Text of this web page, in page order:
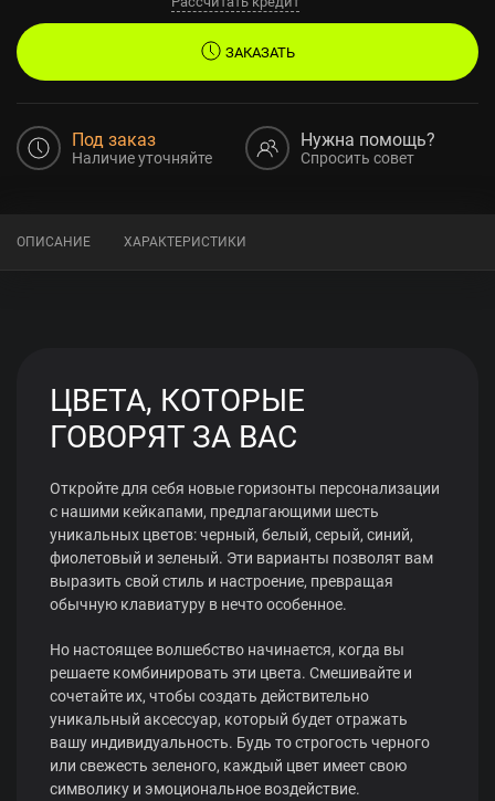
ЗАКАЗАТЬ
Под заказ
Наличие уточняйте
Нужна помощь?
Спросить совет
ОПИСАНИЕ ХАРАКТЕРИСТИКИ
ЦВЕТА, КОТОРЫЕ
ГОВОРЯТ ЗА ВАС
Откройте для себя новые горизонты персонализации
с нашими кейкапами, предлагающими шесть
уникальных цветов: черный, белый, серый, синий,
фиолетовый и зеленый. Эти варианты позволят вам
выразить свой стиль и настроение, превращая
обычную клавиатуру в нечто особенное.
Но настоящее волшебство начинается, когда вы
решаете комбинировать эти цвета. Смешивайте и
сочетайте их, чтобы создать действительно
уникальный аксессуар, который будет отражать
вашу индивидуальность. Будь то строгость черного
или свежесть зеленого, каждый цвет имеет свою
символику и эмоциональное воздействие.